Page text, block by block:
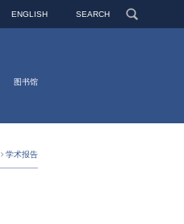
ENGLISH SEARCH
图书馆
学术报告